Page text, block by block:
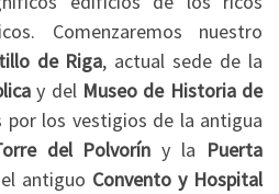
Comenzaremos nuestro
de Riga, actual sede de la
y del Museo de Historia de
por los vestigios de la antigua
del Polvorín y la Puerta
antiguo Convento y Hospital